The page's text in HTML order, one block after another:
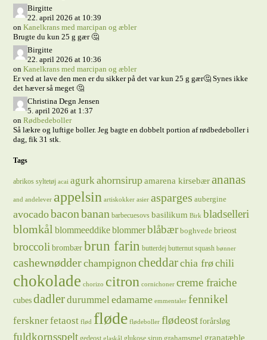
Birgitte
22. april 2026 at 10:39
onKanelkrans med marcipan og æbler
Brugte du kun 25 g gær 🤔
Birgitte
22. april 2026 at 10:36
onKanelkrans med marcipan og æbler
Er ved at lave den men er du sikker på det var kun 25 g gær🤔 Synes ikke
det hæver så meget 🤔
Christina Degn Jensen
5. april 2026 at 1:37
onRødbedeboller
Så lækre og luftige boller. Jeg bagte en dobbelt portion af rødbedeboller i
dag, fik 31 stk.
Tags
abrikos syltetøj acai agurkahornsirupamarena kirsebærananas
and andelever appelsin artiskokker asier asparges aubergine
avocadobaconbanan barbecuesovs basilikum Birk bladselleri
blomkål blommeeddikeblommerblåbær boghvede brieost
broccoli brombær brun farin butterdej butternut squash bønner
cashewnødderchampignoncheddarchia frøchili
chokolade chorizo citron cornichoner creme fraiche
cubes dadlerdurummeledamame emmentaler fennikel
fersknerfetaost flød fløde flødeboller flødeost forårsløg
fuldkornsspelt gedeost glaskål glukose sirup grahamsmel granatæble